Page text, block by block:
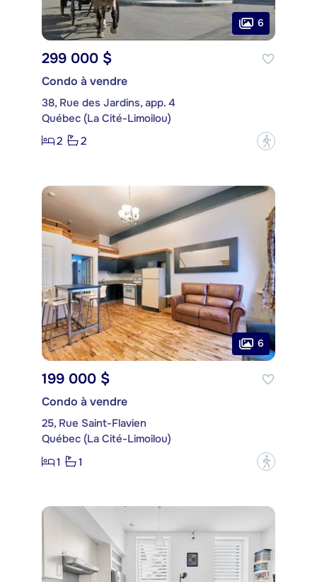
6
299 000 $
Condo à vendre
38, Rue des Jardins, app. 4
Québec (La Cité-Limoilou)
2
2 ?
6
199 000 $
Condo à vendre
25, Rue Saint-Flavien
Québec (La Cité-Limoilou)
1
1 ?